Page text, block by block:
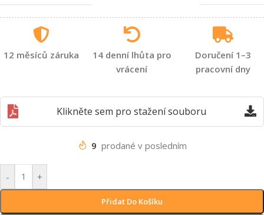
12 měsíců záruka
14 denní lhůta pro
vrácení
Doručení 1–3
pracovní dny
Klikněte sem pro stažení souboru
9 prodané v posledním
- +
Přidat Do Košíku